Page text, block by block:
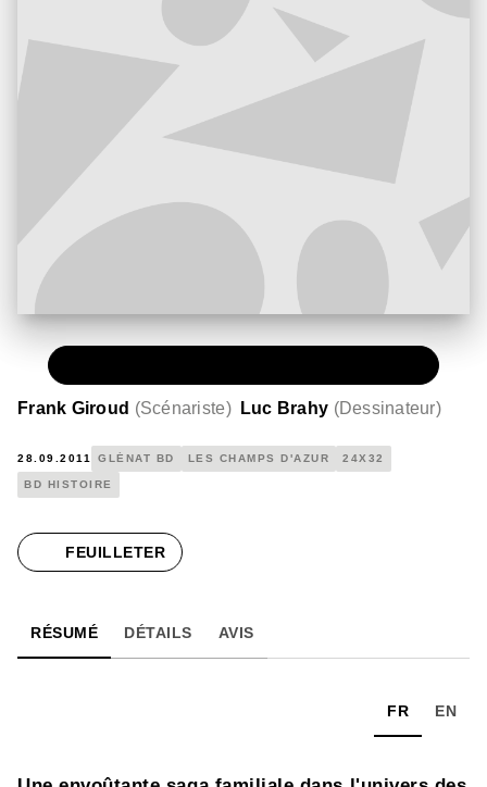
Frank Giroud (Scénariste) Luc Brahy (Dessinateur)
28.09.2011 GLÉNAT BD LES CHAMPS D'AZUR 24X32
BD HISTOIRE
FEUILLETER
RÉSUMÉ DÉTAILS AVIS
FR EN